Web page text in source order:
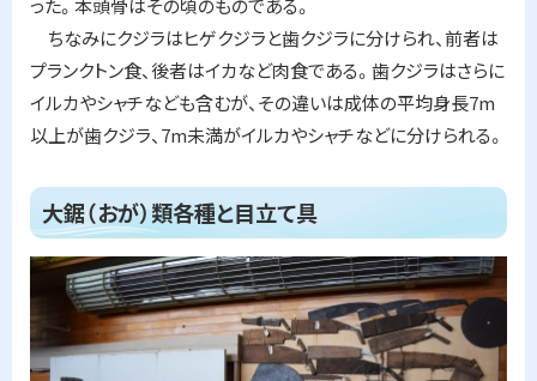
ちなみにクジラはヒゲクジラと歯クジラに分けられ、前者は
プランクトン食、後者はイカなど肉食である。歯クジラはさらに
イルカやシャチなども含むが、その違いは成体の平均身長7m
以上が歯クジラ、7m未満がイルカやシャチなどに分けられる。
ト
ッ
プ
に
戻
る
大鋸（おが）類各種と目立て具